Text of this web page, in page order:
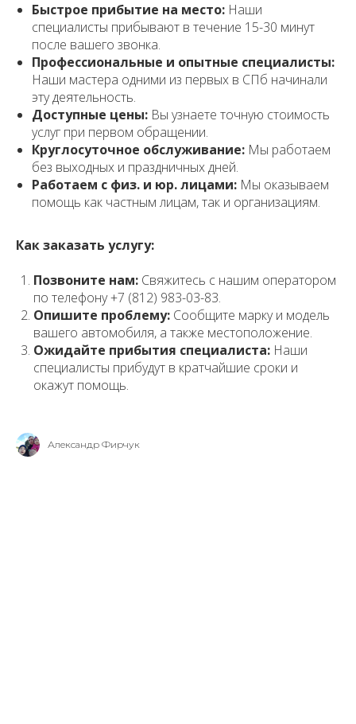
Быстрое прибытие на место: Наши
специалисты прибывают в течение 15-30 минут
после вашего звонка.
Профессиональные и опытные специалисты:
Наши мастера одними из первых в СПб начинали
эту деятельность.
Доступные цены: Вы узнаете точную стоимость
услуг при первом обращении.
Круглосуточное обслуживание: Мы работаем
без выходных и праздничных дней.
Работаем с физ. и юр. лицами: Мы оказываем
помощь как частным лицам, так и организациям.
Как заказать услугу:
Позвоните нам: Свяжитесь с нашим оператором
по телефону +7 (812) 983-03-83.
Опишите проблему: Сообщите марку и модель
вашего автомобиля, а также местоположение.
Ожидайте прибытия специалиста: Наши
специалисты прибудут в кратчайшие сроки и
окажут помощь.
Александр Фирчук